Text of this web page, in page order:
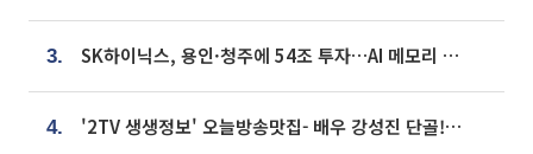
3. SK하이닉스, 용인·청주에 54조 투자…AI 메모리 생산기지 키운다
4. '2TV 생생정보' 오늘방송맛집- 배우 강성진 단골! 쌀국수ㆍ푸팟퐁 커리 맛집 '블○○○'